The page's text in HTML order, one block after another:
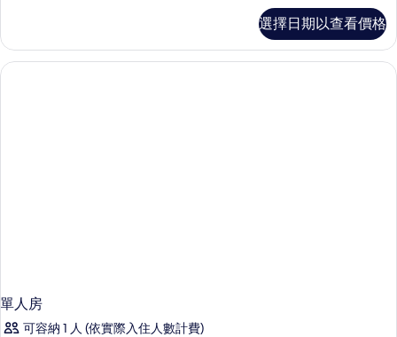
有
相
房
的
詳
選擇日期以查看價格
單人房
可容納 1 人 (依實際入住人數計費)